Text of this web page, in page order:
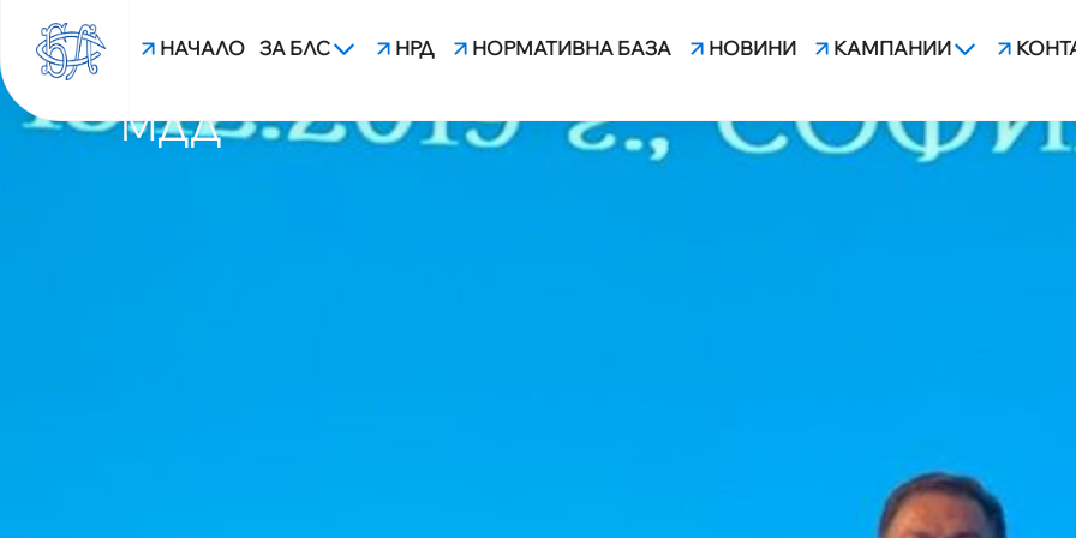
НАЧАЛО ЗА БЛС НРД НОРМАТИВНА БАЗА НОВИНИ КАМПАНИИ
ДАВАТ ОЩЕ ПО 2 МЛН. ЛВ. ДОПЪЛНИТЕЛНО
МДД